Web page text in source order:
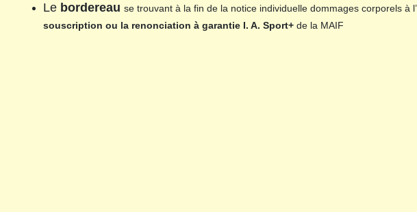
Le bordereau se trouvant à la fin de la notice individuelle dommages corporels à
souscription ou la renonciation à garantie I. A. Sport+ de la MAIF